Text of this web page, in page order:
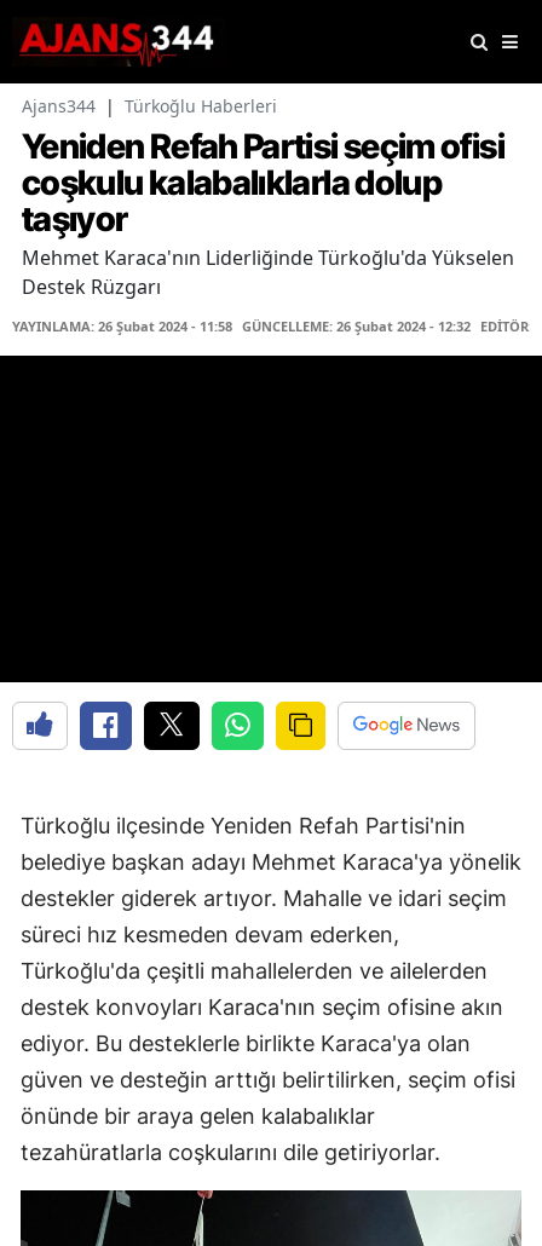
Ajans344 | Türkoğlu Haberleri
Yeniden Refah Partisi seçim ofisi
coşkulu kalabalıklarla dolup
taşıyor
Mehmet Karaca'nın Liderliğinde Türkoğlu'da Yükselen
Destek Rüzgarı
YAYINLAMA: 26 Şubat 2024 - 11:58 GÜNCELLEME: 26 Şubat 2024 - 12:32
Türkoğlu ilçesinde Yeniden Refah Partisi'nin
belediye başkan adayı Mehmet Karaca'ya yönelik
destekler giderek artıyor. Mahalle ve idari seçim
süreci hız kesmeden devam ederken,
Türkoğlu'da çeşitli mahallelerden ve ailelerden
destek konvoyları Karaca'nın seçim ofisine akın
ediyor. Bu desteklerle birlikte Karaca'ya olan
güven ve desteğin arttığı belirtilirken, seçim ofisi
önünde bir araya gelen kalabalıklar
tezahüratlarla coşkularını dile getiriyorlar.